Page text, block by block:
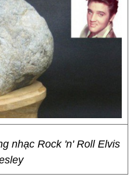
nhạc Rock 'n' Roll Elvis